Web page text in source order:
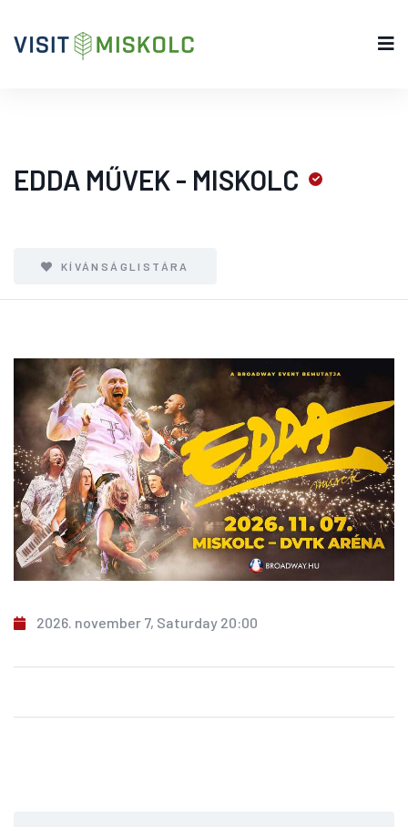
EDDA MŰVEK - MISKOLC
KÍVÁNSÁGLISTÁRA
2026. november 7, Saturday 20:00